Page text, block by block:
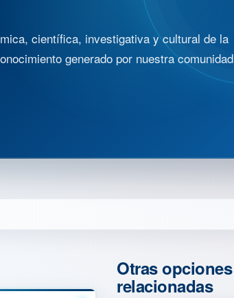
científica, investigativa y cultural de la
generado por nuestra comunidad
Otras opciones
relacionadas